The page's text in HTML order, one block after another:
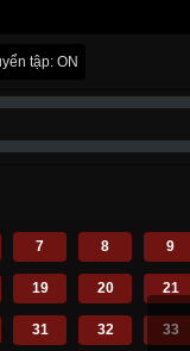
tập: ON
7 8 9
19 20 21
31 32 33